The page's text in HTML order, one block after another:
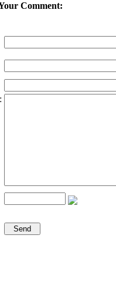
Comment: